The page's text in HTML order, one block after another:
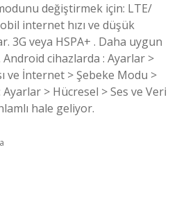
değiştirmek için: LTE/
internet hızı ve düşük
3G veya HSPA+ . Daha uygun
cihazlarda : Ayarlar >
ve İnternet > Şebeke Modu >
Ayarlar > Hücresel > Ses ve Veri
hale geliyor.